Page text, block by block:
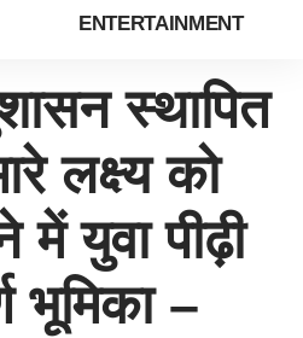
ENTERTAINMENT
स्थापित
लक्ष्य को
युवा पीढ़ी
भूमिका –